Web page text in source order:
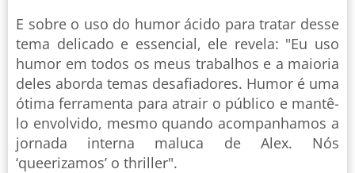
E sobre o uso do humor ácido para tratar desse
tema delicado e essencial, ele revela: "Eu uso
humor em todos os meus trabalhos e a maioria
deles aborda temas desafiadores. Humor é uma
ótima ferramenta para atrair o público e mantê-
lo envolvido, mesmo quando acompanhamos a
jornada interna maluca de Alex. Nós
‘queerizamos’ o thriller".